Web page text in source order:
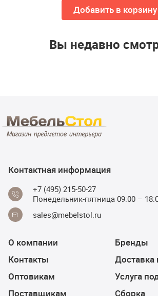
Добавить в корзину
Вы недавно
Контактная информация
+7 (495) 215-50-27
Понедельник-пятница 09:00 –
sales@mebelstol.ru
О компании
Контакты
Оптовикам
Поставщикам
Бренды
Доставка
Услуга
Сборка